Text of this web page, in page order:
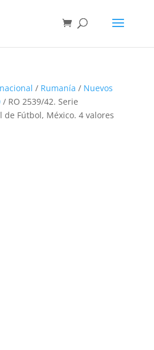
/ Rumanía / Nuevos
/ RO 2539/42. Serie
Fútbol, México. 4 valores